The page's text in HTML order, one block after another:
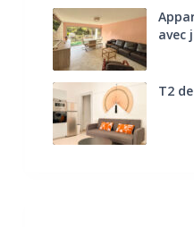
avec
T2